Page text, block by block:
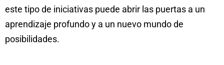
este tipo de iniciativas puede abrir las puertas a un
aprendizaje profundo y a un nuevo mundo de
posibilidades.